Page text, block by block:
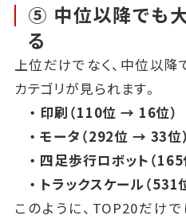
⑤ 中位以降でも
る
上位だけでなく、中位以降
カテゴリが見られます。
・ 印刷（110位 → 16位）
・ モータ（292位 → 33位）
・ 四足歩行ロボット（
・ トラックスケール（
このように、TOP20だけ